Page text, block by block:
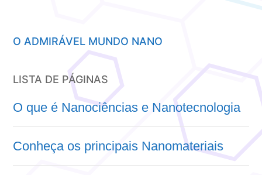
O ADMIRÁVEL MUNDO NANO
LISTA DE PÁGINAS
O que é Nanociências e Nanotecnologia
Conheça os principais Nanomateriais